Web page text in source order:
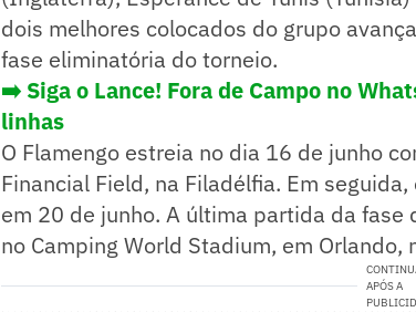
dois melhores colocados do grupo
fase eliminatória do torneio.
➡️ Siga o Lance! Fora de Campo no
linhas
O Flamengo estreia no dia 16 de junho
Financial Field, na Filadélfia. Em
em 20 de junho. A última partida da fase
no Camping World Stadium, em Orlando,
APÓS A